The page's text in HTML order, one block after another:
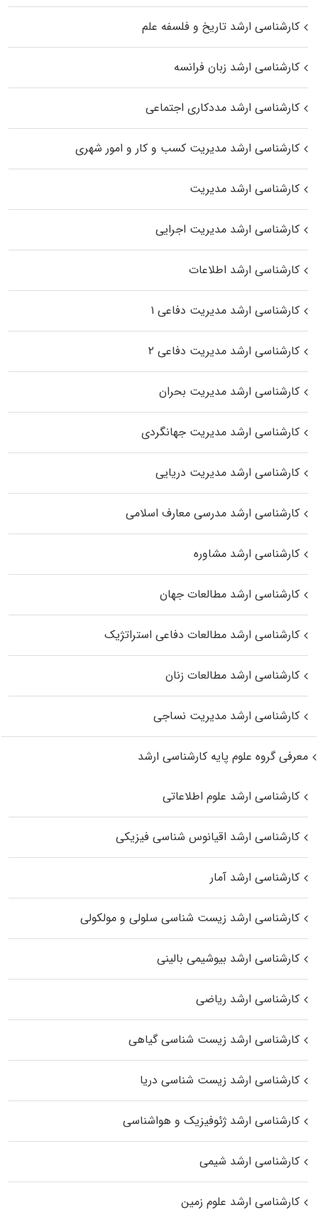
کارشناسی ارشد تاریخ و فلسفه علم
کارشناسی ارشد زبان فرانسه
کارشناسی ارشد مددکاری اجتماعی
کارشناسی ارشد مدیریت کسب و کار و امور شهری
کارشناسی ارشد مدیریت
کارشناسی ارشد مدیریت اجرایی
کارشناسی ارشد اطلاعات
کارشناسی ارشد مدیریت دفاعی ۱
کارشناسی ارشد مدیریت دفاعی ۲
کارشناسی ارشد مدیریت بحران
کارشناسی ارشد مدیریت جهانگردی
کارشناسی ارشد مدیریت دریایی
کارشناسی ارشد مدرسی معارف اسلامی
کارشناسی ارشد مشاوره
کارشناسی ارشد مطالعات جهان
کارشناسی ارشد مطالعات دفاعی استراتژیک
کارشناسی ارشد مطالعات زنان
کارشناسی ارشد مدیریت نساجی
معرفی گروه علوم پایه کارشناسی ارشد
کارشناسی ارشد علوم اطلاعاتی
کارشناسی ارشد اقیانوس‌ شناسی فیزیکی
کارشناسی ارشد آمار
کارشناسی ارشد زیست شناسی سلولی و مولکولی
کارشناسی ارشد بیوشیمی بالینی
کارشناسی ارشد ریاضی
کارشناسی ارشد زیست‌ شناسی گیاهی
کارشناسی ارشد زیست‌ شناسی دریا
کارشناسی ارشد ژئوفیزیک و هواشناسی
کارشناسی ارشد شیمی
کارشناسی ارشد علوم زمین